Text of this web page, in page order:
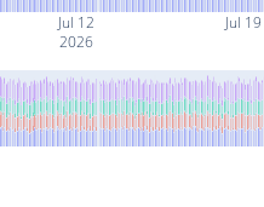
Jul 12
2026
Jul 19